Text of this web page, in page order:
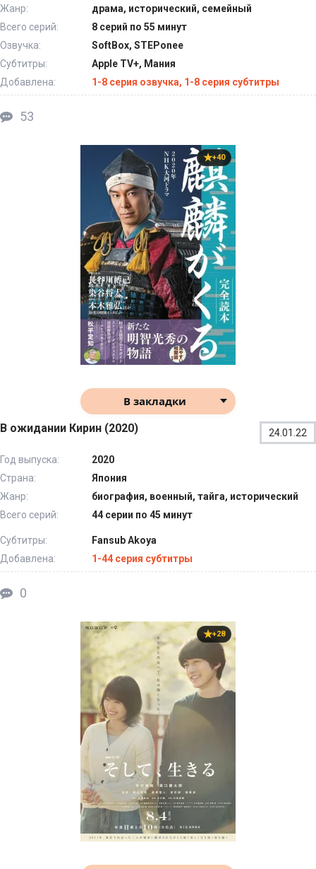
Жанр:
драма, исторический, семейный
Всего серий:
8 серий по 55 минут
Озвучка:
SoftBox, STEPonee
Субтитры:
Apple TV+, Мания
Добавлена:
1-8 серия озвучка, 1-8 серия субтитры
53
+40
В закладки
В ожидании Кирин (2020) 24.01.22
Год выпуска:
2020
Страна:
Япония
Жанр:
биография, военный, тайга, исторический
Всего серий:
44 серии по 45 минут
Субтитры:
Fansub Akoya
Добавлена:
1-44 серия субтитры
0
+28